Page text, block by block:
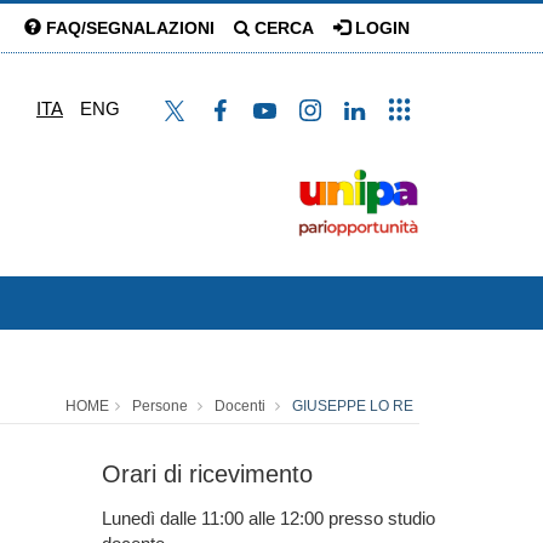
FAQ/SEGNALAZIONI CERCA LOGIN
ITA ENG
HOME Persone Docenti GIUSEPPE LO RE
Orari di ricevimento
Lunedì dalle 11:00 alle 12:00 presso studio